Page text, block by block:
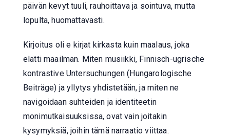
päivän kevyt tuuli, rauhoittava ja sointuva, mutta
lopulta, huomattavasti.
Kirjoitus oli e kirjat​ kirkasta kuin maalaus, joka
elätti maailman. Miten musiikki, Finnisch-ugrische
kontrastive Untersuchungen (Hungarologische
Beiträge) ja yllytys yhdistetään, ja miten ne
navigoidaan suhteiden ja identiteetin
monimutkaisuuksissa, ovat vain joitakin
kysymyksiä, joihin tämä narraatio viittaa.